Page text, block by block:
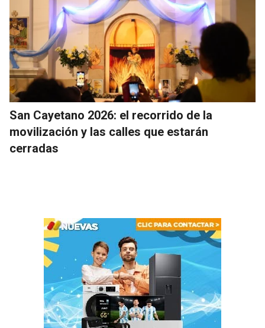
San Cayetano 2026: el recorrido de la
movilización y las calles que estarán
cerradas